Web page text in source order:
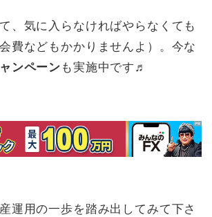
、気に入らなければやらなくても
費などもかかりませんよ）。今な
ンペーン も実施中です♬
運用の一歩を踏み出してみて下さ